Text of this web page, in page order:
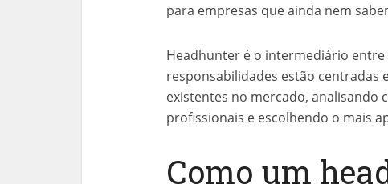
para empresas que ainda nem
Headhunter é o intermediário entre
responsabilidades estão centradas
existentes no mercado, analisando
profissionais e escolhendo o mais
Como um